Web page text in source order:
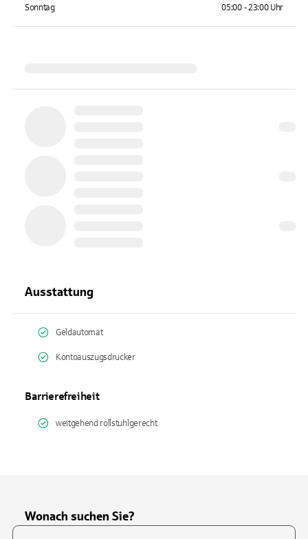
Sonntag 05:00 - 23:00 Uhr
Ausstattung
Geldautomat
Kontoauszugsdrucker
Barrierefreiheit
weitgehend rollstuhlgerecht
Wonach suchen Sie?
Suchfeld